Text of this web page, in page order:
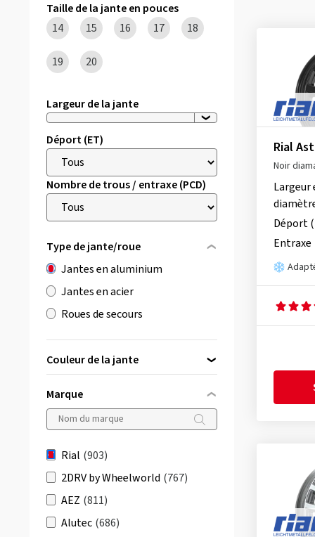
Taille de la jante en pouces
14
15 16 17 18
19 20
Largeur de la jante
Déport (ET)
Nombre de trous / entraxe (PCD)
Type de jante/roue
Jantes en aluminium
Jantes en acier
Roues de secours
Couleur de la jante
noir(392)
gris / anthracite
Marque
Rial (903)
2DRV by Wheelworld (767)
AEZ (811)
Alutec (686)
Rial
Noir
Largeur
Déport
Entraxe